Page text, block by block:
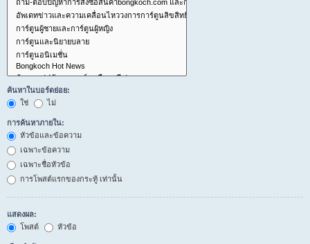
ค้นหาในบอร์ดย่อย:
ใช่
ไม่
การค้นหาภายใน:
หัวข้อและข้อความ
เฉพาะข้อความ
เฉพาะชื่อหัวข้อ
การโพสต์แรกของกระทู้ เท่านั้น
แสดงผล:
โพสต์
หัวข้อ